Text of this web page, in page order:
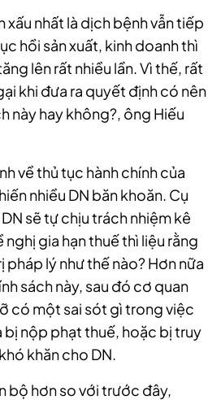
xấu nhất là dịch bệnh vẫn tiếp
hồi sản xuất, kinh doanh thì
lên rất nhiều lần. Vì thế, rất
khi đưa ra quyết định có nên
này hay không?, ông Hiếu
về thủ tục hành chính của
nhiều DN băn khoăn. Cụ
sẽ tự chịu trách nhiệm kê
nghị gia hạn thuế thì liệu rằng
pháp lý như thế nào? Hơn nữa
sách này, sau đó cơ quan
có một sai sót gì trong việc
bị nộp phạt thuế, hoặc bị truy
khăn cho DN.
bộ hơn so với trước đây,